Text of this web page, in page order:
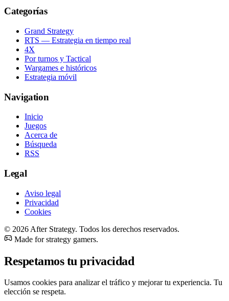
Categorías
Grand Strategy
RTS — Estrategia en tiempo real
4X
Por turnos y Tactical
Wargames e históricos
Estrategia móvil
Navigation
Inicio
Juegos
Acerca de
Búsqueda
RSS
Legal
Aviso legal
Privacidad
Cookies
© 2026 After Strategy. Todos los derechos reservados.
Made for strategy gamers.
Respetamos tu privacidad
Usamos cookies para analizar el tráfico y mejorar tu experiencia. Tu
elección se respeta.